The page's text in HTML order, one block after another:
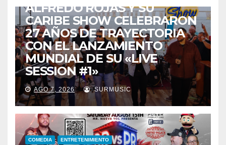
ALFREDO ROJAS Y SU
CARIBE SHOW CELEBRARON
27 AÑOS DE TRAYECTORIA
CON EL LANZAMIENTO
MUNDIAL DE SU «LIVE
SESSION #1»
AGO 7, 2026 SURMUSIC
COMEDIA ENTRETENIMIENTO